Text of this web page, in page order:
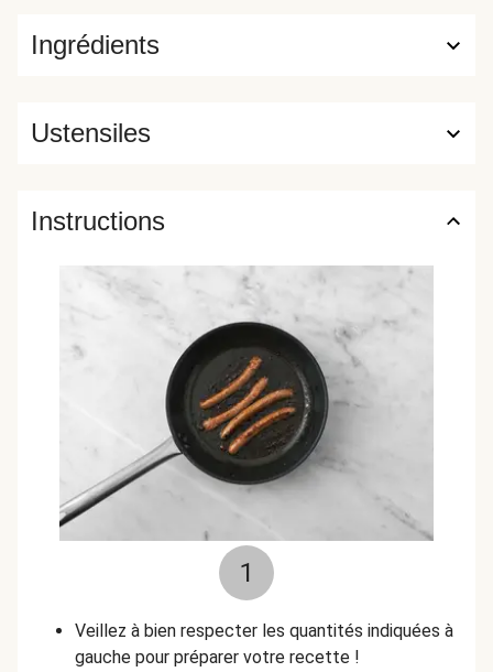
Ingrédients
Ustensiles
Instructions
1
Veillez à bien respecter les quantités indiquées à
gauche pour préparer votre recette !